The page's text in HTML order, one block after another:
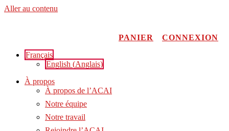
Aller au contenu
PANIER
CONNEXION
Français
English (Anglais)
À propos
À propos de l’ACAI
Notre équipe
Notre travail